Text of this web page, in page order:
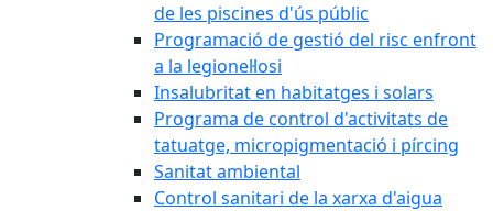
de les piscines d'ús públic
Programació de gestió del risc enfront
a la legionel·losi
Insalubritat en habitatges i solars
Programa de control d'activitats de
tatuatge, micropigmentació i pírcing
Sanitat ambiental
Control sanitari de la xarxa d'aigua